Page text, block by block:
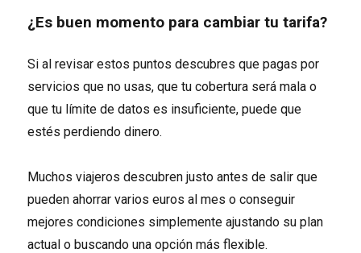
¿Es buen momento para cambiar tu tarifa?
Si al revisar estos puntos descubres que pagas por
servicios que no usas, que tu cobertura será mala o
que tu límite de datos es insuficiente, puede que
estés perdiendo dinero.
Muchos viajeros descubren justo antes de salir que
pueden ahorrar varios euros al mes o conseguir
mejores condiciones simplemente ajustando su plan
actual o buscando una opción más flexible.